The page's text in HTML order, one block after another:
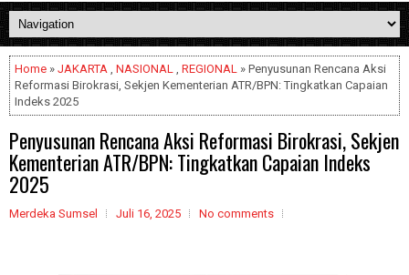
Home » JAKARTA , NASIONAL , REGIONAL » Penyusunan Rencana Aksi
Reformasi Birokrasi, Sekjen Kementerian ATR/BPN: Tingkatkan Capaian
Indeks 2025
Penyusunan Rencana Aksi Reformasi Birokrasi, Sekjen
Kementerian ATR/BPN: Tingkatkan Capaian Indeks
2025
Merdeka Sumsel Juli 16, 2025 No comments